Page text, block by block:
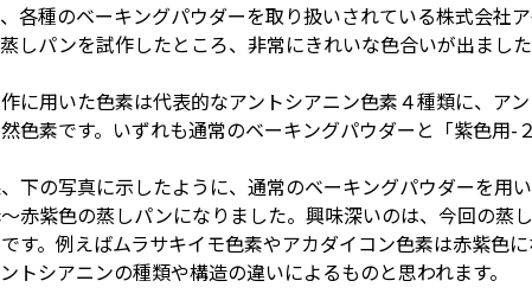
各種のベーキングパウダーを取り扱いされている株式会社
しパンを試作したところ、非常にきれいな色合いが出まし
に用いた色素は代表的なアントシアニン色素４種類に、ア
色素です。いずれも通常のベーキングパウダーと「紫色用-
下の写真に示したように、通常のベーキングパウダーを用
赤紫色の蒸しパンになりました。興味深いのは、今回の
す。例えばムラサキイモ色素やアカダイコン色素は赤紫色
トシアニンの種類や構造の違いによるものと思われます。